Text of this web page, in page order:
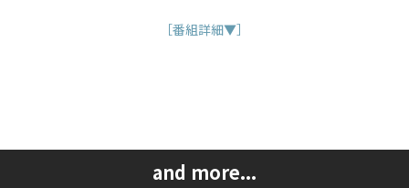
［番組詳細▼］
and more...